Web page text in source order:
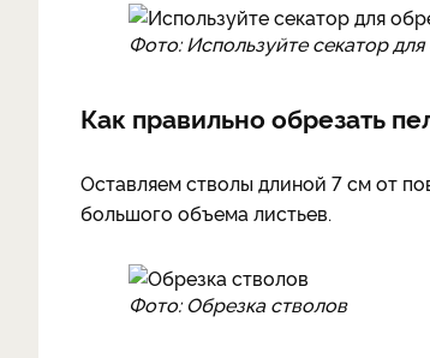
Фото: Используйте секатор
Как правильно обрезать
Оставляем стволы длиной 7 см от
большого объема листьев.
Фото: Обрезка стволов